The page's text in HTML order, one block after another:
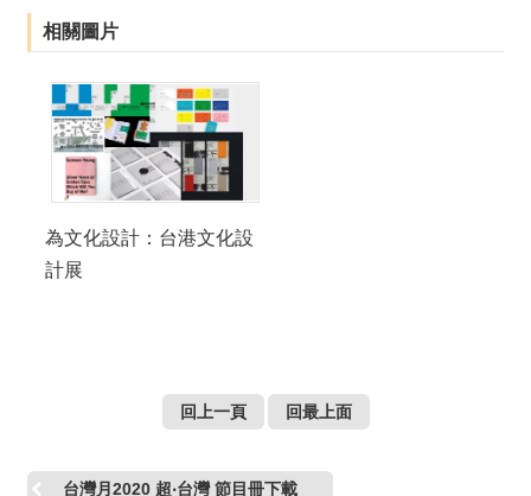
相關圖片
為文化設計：台港文化設
計展
回上一頁 回最上面
台灣月2020 超‧台灣 節目冊下載